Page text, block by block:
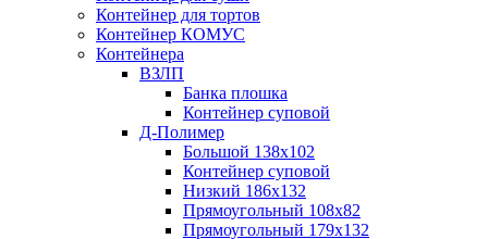
Контейнер для тортов
Контейнер КОМУС
Контейнера
ВЗЛП
Банка плошка
Контейнер суповой
Д-Полимер
Большой 138х102
Контейнер суповой
Низкий 186х132
Прямоугольный 108х82
Прямоугольный 179х132